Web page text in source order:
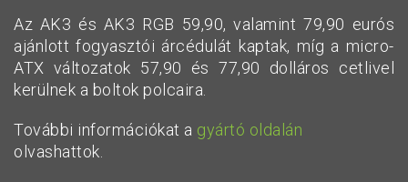
Az AK3 és AK3 RGB 59,90, valamint 79,90 eurós
ajánlott fogyasztói árcédulát kaptak, míg a micro-
ATX változatok 57,90 és 77,90 dolláros cetlivel
kerülnek a boltok polcaira.
További információkat a gyártó oldalán
olvashattok.